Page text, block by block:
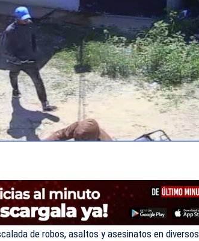
de robos, asaltos y asesinatos en diversos